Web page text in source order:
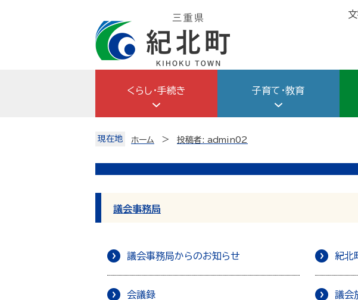
くらし・手続き 子育て・教育
現在地 ホーム 投稿者: admin02
議会事務局
議会事務局からのお知らせ 紀北
会議録 議会